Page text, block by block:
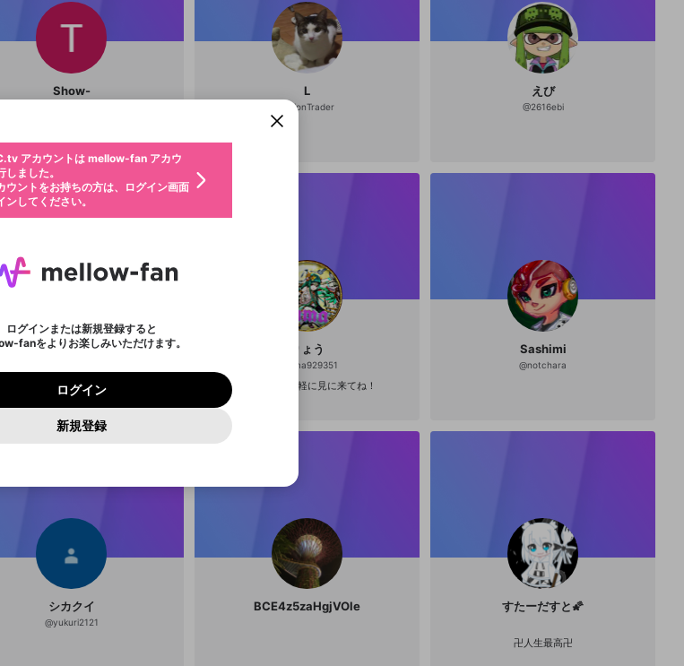
歴をすべて削除しますか？
え はい
Show- L
LionTrader
えび
@2616ebi
蒼鳩 りょう
tama929351
初心者です気軽に見に来てね！
Sashimi
@notchara
シカクイ
@yukuri2121
BCE4z5zaHgjVOle すたーだすと🌠
卍人生最高卍
メンバーに追加しますか？
セル はい
クリストに追加しますか？
セル OK
画の公開は終了しました
OK
ファンレター
配信者にファンレターを送ることができま
ザインを選んでメッセージを書いたり、エ
デコレーションして、配信者に届けまし
機能は有料サービスです。
ファンレターを作成
設定
示されている動画 (ライブ配信、配信予定、ア
プロード動画) をページのトップに1つ固定で
イトル横のメニューより設定することができま
リストを選択
ありません。プレイリストは動画の再生画面で作成で
動画プレイリストがありません
ントが不足しています
ご確認ください
ライバシーポリシーが更新されました。
用するには変更後の内容をご確認いただ
規約を確認しました。
イバシーポリシーを確認しました。
確認しました
アカウントは mellow-fan アカウ
しました。
新規登録
メールアドレスで新規登録
または
Google
Yahoo! JAPAN
Appleでサインアップ
利用規約・プライバシーポリシー・外部サービ
新規登録
fanからのお得な情報をメールで受け取
アカウントはmellow-fanアカウン
ログイン
メールアドレスでログイン
または
Google
Yahoo! JAPAN
Appleでサインイン
利用規約・プライバシーポリシー・外部サービ
ログイン
ログイン
を忘れた方はこちら
をお持ちですか？アカウントを作成する
アカウントは mellow-fan アカウ
しました。
ウントをお持ちの方は、ログイン画面
ンしてください。
ログインまたは新規登録すると
fanをよりお楽しみいただけます。
ログイン
新規登録
ルアドレスを入力し、送信してください。
再設定する
いただいたメールアドレス
ワード再設定用URLを記載
さい
OK
ーソナルデータの登録
年
に変更できません。
域
いた情報はサービスの向上を目的として
。
をご利用いただくには、生年月の登録が
あとで登録
認証コードの入力
の認証コードを入力してください。
ドメイン）が受信拒否設定に含まれて
認ください。
入力
ンの有効期限が切れたた
ーザーとして報告します
択してください
表現
害
行為
配信設定
画禁止区域の配信
賊版ソフトの配信
については、利用規約に違反しているかどうか
認します。この機能をむやみに使用すること
反になります。
送信
サブスクシェア
コミュニティ参加方法
アカウントをお持ちでない方
アカウントを作成
が提供するコミュニティーサービスで、mellow-
ありません。Discordに関してのお問い合わせには
できません。Discordの仕様変更により、限定コ
の提供が終了する可能性がありますが、その際の補
とは？